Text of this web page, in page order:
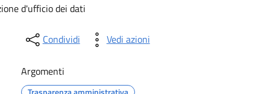
d'ufficio dei dati
Condividi Vedi azioni
Argomenti